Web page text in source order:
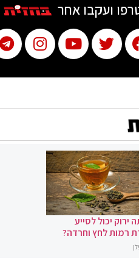
ועקבו אחר
ירוק יכול לסייע
רמות לחץ וחרדה?